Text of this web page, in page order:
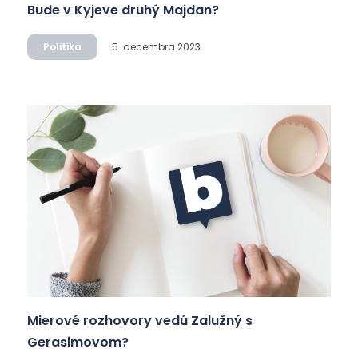
Bude v Kyjeve druhý Majdan?
Politika 5. decembra 2023
Mierové rozhovory vedú Zalužný s
Gerasimovom?